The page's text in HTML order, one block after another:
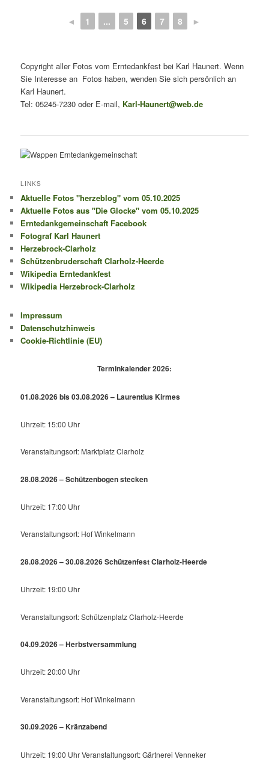
◄ 1 ... 5 6 7 8 ►
Copyright aller Fotos vom Erntedankfest bei Karl Haunert. Wenn
Sie Interesse an Fotos haben, wenden Sie sich persönlich an
Karl Haunert.
Tel: 05245-7230 oder E-mail, Karl-Haunert@web.de
LINKS
Aktuelle Fotos "herzeblog" vom 05.10.2025
Aktuelle Fotos aus "Die Glocke" vom 05.10.2025
Erntedankgemeinschaft Facebook
Fotograf Karl Haunert
Herzebrock-Clarholz
Schützenbruderschaft Clarholz-Heerde
Wikipedia Erntedankfest
Wikipedia Herzebrock-Clarholz
Impressum
Datenschutzhinweis
Cookie-Richtlinie (EU)
Terminkalender 2026:
01.08.2026 bis 03.08.2026 – Laurentius Kirmes
Uhrzeit: 15:00 Uhr
Veranstaltungsort: Marktplatz Clarholz
28.08.2026 – Schützenbogen stecken
Uhrzeit: 17:00 Uhr
Veranstaltungsort: Hof Winkelmann
28.08.2026 – 30.08.2026 Schützenfest Clarholz-Heerde
Uhrzeit: 19:00 Uhr
Veranstaltungsort: Schützenplatz Clarholz-Heerde
04.09.2026 – Herbstversammlung
Uhrzeit: 20:00 Uhr
Veranstaltungsort: Hof Winkelmann
30.09.2026 – Kränzabend
Uhrzeit: 19:00 Uhr Veranstaltungsort: Gärtnerei Venneker